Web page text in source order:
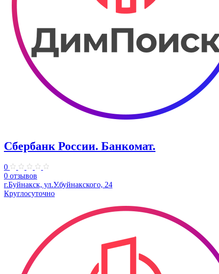
Сбербанк России. Банкомат.
0
0 отзывов
г.Буйнакск, ул.У.буйнакского, 24
Круглосуточно